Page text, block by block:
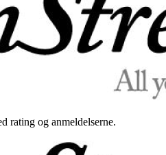
rating og anmeldelserne.